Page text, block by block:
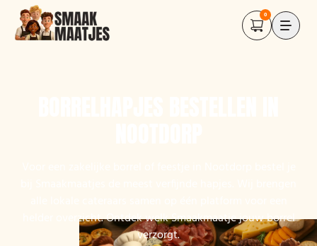
0
helder overzicht. Ontdek welk Smaakmaatje jouw borrel
verzorgt.